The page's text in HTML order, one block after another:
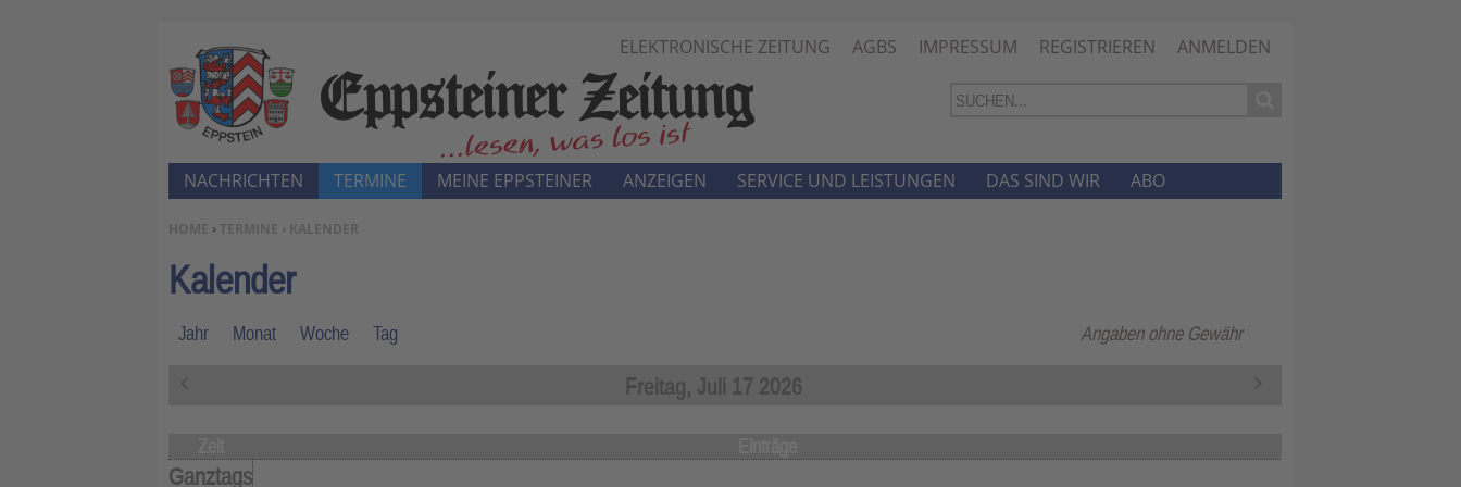
ELEKTRONISCHE ZEITUNG AGBS IMPRESSUM REGISTRIEREN ANMELDEN
SIE BEFINDEN SICH HIER:
HOME › TERMINE › KALENDER
Kalender
Angaben ohne Gewähr
Jahr Monat Woche Tag
h
e
Freitag, Juli 17 2026
s
Ganztags
NACHRICHTEN TERMINE MEINE EPPSTEINER ANZEIGEN SERVICE UND LEISTUNGEN DAS SIND WIR ABO